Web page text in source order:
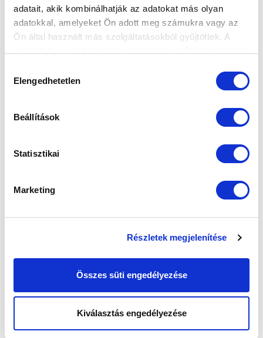
adatait, akik kombinálhatják az adatokat más olyan
adatokkal, amelyeket Ön adott meg számukra vagy az
Ön által használt más szolgáltatásokból gyűjtöttek. A
kiválasztása
Elengedhetetlen
Beállítások
Statisztikai
Marketing
Részletek megjelenítése
Összes süti engedélyezése
Kiválasztás engedélyezése
INDÍTOTTUK A SZEZONT
2026-07-26